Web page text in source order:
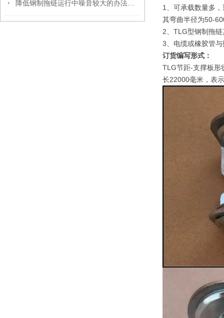
1、可承载数量多
其弯曲半径为50-
2、TLG型钢制拖
3、电缆或橡胶管
订货编写形式：
TLG节距-支撑板形
长22000毫米，表